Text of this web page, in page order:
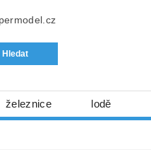
železnice lodě